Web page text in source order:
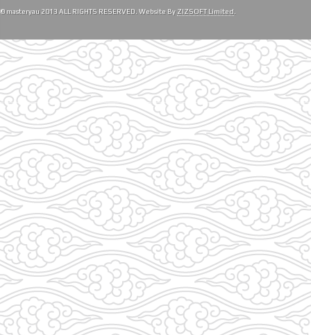
© masteryau 2013 ALL RIGHTS RESERVED. Website By ZIZSOFT Limited